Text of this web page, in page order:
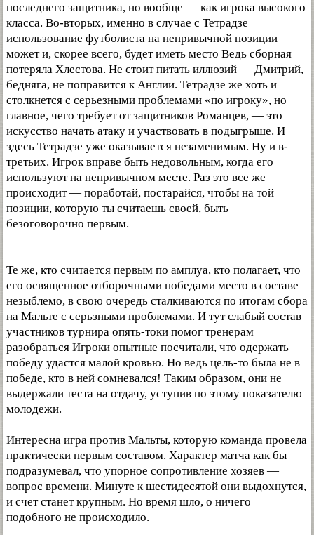
последнего защитника, но вообще — как игрока высокого
класса. Во-вторых, именно в случае с Тетрадзе
использование футболиста на непривычной позиции
может и, скорее всего, будет иметь место Ведь сборная
потеряла Хлестова. Не стоит питать иллюзий — Дмитрий,
бедняга, не поправится к Англии. Тетрадзе же хоть и
столкнется с серьезными проблемами «по игроку», но
главное, чего требует от защитников Романцев, — это
искусство начать атаку и участвовать в подыгрыше. И
здесь Тетрадзе уже оказывается незаменимым. Ну и в-
третьих. Игрок вправе быть недовольным, когда его
используют на непривычном месте. Раз это все же
происходит — поработай, постарайся, чтобы на той
позиции, которую ты считаешь своей, быть
безоговорочно первым.
Те же, кто считается первым по амплуа, кто полагает, что
его освященное отборочными победами место в составе
незыблемо, в свою очередь сталкиваются по итогам сбора
на Мальте с серьзными проблемами. И тут слабый состав
участников турнира опять-токи помог тренерам
разобраться Игроки опытные посчитали, что одержать
победу удастся малой кровью. Но ведь цель-то была не в
победе, кто в ней сомневался! Таким образом, они не
выдержали теста на отдачу, уступив по этому показателю
молодежи.
Интересна игра против Мальты, которую команда провела
практически первым составом. Характер матча как бы
подразумевал, что упорное сопротивление хозяев —
вопрос времени. Минуте к шестидесятой они выдохнутся,
и счет станет крупным. Но время шло, о ничего
подобного не происходило.